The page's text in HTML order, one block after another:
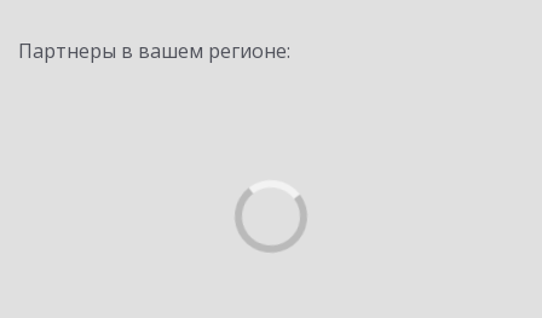
Партнеры в вашем регионе: